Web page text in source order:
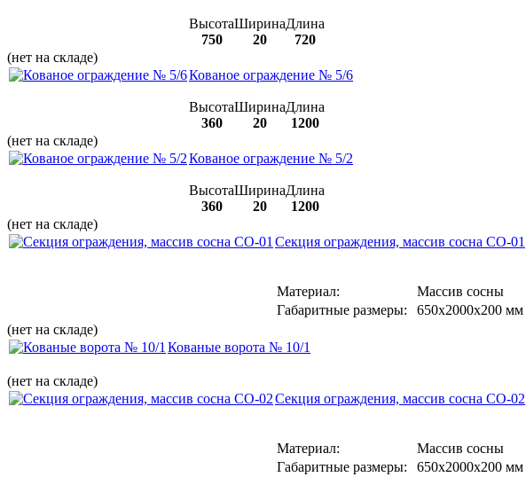
ВысотаШиринаДлина
750
20
720
(нет на складе)
Кованое ограждение № 5/6
ВысотаШиринаДлина
360
20
1200
(нет на складе)
Кованое ограждение № 5/2
ВысотаШиринаДлина
360
20
1200
(нет на складе)
Секция ограждения, массив сосна СО-01
Материал:
Массив сосны
Габаритные размеры:
650х2000х200 мм
(нет на складе)
Кованые ворота № 10/1
(нет на складе)
Секция ограждения, массив сосна СО-02
Материал:
Массив сосны
Габаритные размеры:
650х2000х200 мм